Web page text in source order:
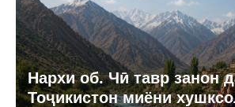
Нархи об. Чӣ тавр занон
Тоҷикистон миёни